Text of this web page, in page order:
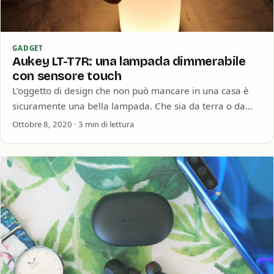
GADGET
Aukey LT-T7R: una lampada dimmerabile
con sensore touch
L’oggetto di design che non può mancare in una casa è
sicuramente una bella lampada. Che sia da terra o da
comodino…
Ottobre 8, 2020 · 3 min di lettura